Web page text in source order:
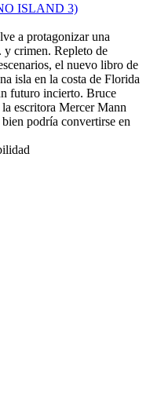
ISLAND 3)
a protagonizar una
y crimen. Repleto de
el nuevo libro de
isla en la costa de Florida
futuro incierto. Bruce
escritora Mercer Mann
podría convertirse en